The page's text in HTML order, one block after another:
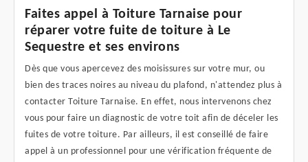
Faites appel à Toiture Tarnaise pour
réparer votre fuite de toiture à Le
Sequestre et ses environs
Dès que vous apercevez des moisissures sur votre mur, ou
bien des traces noires au niveau du plafond, n'attendez plus à
contacter Toiture Tarnaise. En effet, nous intervenons chez
vous pour faire un diagnostic de votre toit afin de déceler les
fuites de votre toiture. Par ailleurs, il est conseillé de faire
appel à un professionnel pour une vérification fréquente de